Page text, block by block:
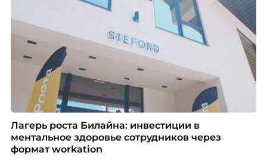
Лагерь роста Билайна: инвестиции в
ментальное здоровье сотрудников через
формат workation